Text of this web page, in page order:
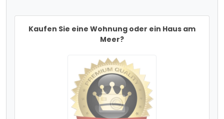
Kaufen Sie eine Wohnung oder ein Haus am
Meer?